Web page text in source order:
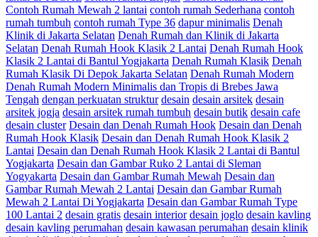
Contoh Rumah Mewah 2 lantai contoh rumah Sederhana contoh
rumah tumbuh contoh rumah Type 36 dapur minimalis Denah
Klinik di Jakarta Selatan Denah Rumah dan Klinik di Jakarta
Selatan Denah Rumah Hook Klasik 2 Lantai Denah Rumah Hook
Klasik 2 Lantai di Bantul Yogjakarta Denah Rumah Klasik Denah
Rumah Klasik Di Depok Jakarta Selatan Denah Rumah Modern
Denah Rumah Modern Minimalis dan Tropis di Brebes Jawa
Tengah dengan perkuatan struktur desain desain arsitek desain
arsitek jogja desain arsitek rumah tumbuh desain butik desain cafe
desain cluster Desain dan Denah Rumah Hook Desain dan Denah
Rumah Hook Klasik Desain dan Denah Rumah Hook Klasik 2
Lantai Desain dan Denah Rumah Hook Klasik 2 Lantai di Bantul
Yogjakarta Desain dan Gambar Ruko 2 Lantai di Sleman
Yogyakarta Desain dan Gambar Rumah Mewah Desain dan
Gambar Rumah Mewah 2 Lantai Desain dan Gambar Rumah
Mewah 2 Lantai Di Yogjakarta Desain dan Gambar Rumah Type
100 Lantai 2 desain gratis desain interior desain joglo desain kavling
desain kavling perumahan desain kawasan perumahan desain klinik